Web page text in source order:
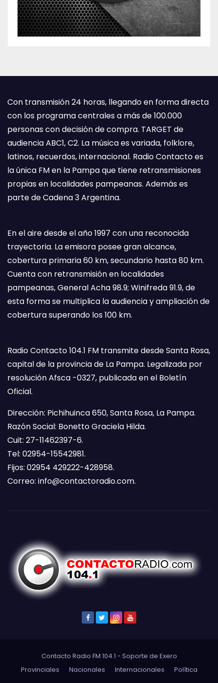
Con transmisión 24 horas, llegando en forma directa
con los programa centrales a más de 100.000
personas con decisión de compra. TARGET de
audiencia ABC1, C2. La música es variada, folklore,
latinos, recuerdos, internacional. Radio Contacto es
la única FM en la Pampa que tiene retransmisiones
propias en localidades pampeanas. Además es
parte de Cadena 3 Argentina.
En el aire desde el año 1997 con una reconocida
trayectoria. La emisora posee gran alcance,
cobertura primaria 60 km, secundario hasta 80 km.
Cuenta con retransmisión en localidades
pampeanas, General Acha 98.9; Winifreda 91.9, de
esta forma se multiplica la audiencia y ampliación de
cobertura superando los 100 km.
Radio Contacto 104.1 FM transmite desde Santa Rosa,
capital de la provincia de La Pampa. Legalizada por
resolución Afsca -0327, publicada en el Boletín
Oficial.
Dirección: Pichihuinca 650, Santa Rosa, La Pampa.
Razón Social: Bonetto Graciela Hilda.
Cuit: 27-11462397-6.
Tel: 02954-15542981.
Fijos: 02954 429222-428958.
Correo: info@contactoradio.com.
Contacto Radio FM 104.1 - Soporte de Exero
Provinciales
Nacionales Internacionales
Política